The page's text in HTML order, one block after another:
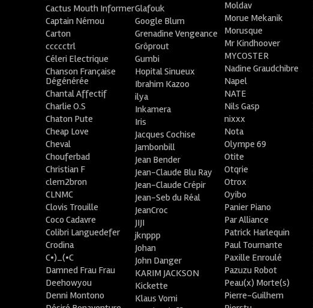
Cactus Mouth Informer
Captain Némou
Carton
ccccctrl
Céleri Electrique
Chanson Française
Dégénérée
Chantal Affectif
Charlie O.S
Chaton Pute
Cheap Love
Cheval
Chouferbad
Christian F
clem2bron
CLNMC
Clovis Trouille
Coco Cadavre
Colibri Languedefer
Crodina
C•)_(•C
Damned Frau Frau
Deehowyou
Denni Montono
Glafouk
Google Blum
Grenadine Vengeance
Grôprout
Gumbi
Hopital Sinueux
Ibrahim Kazoo
ilya
Inkamera
Iris
Jacques Cochise
Jambonbill
Jean Bender
Jean-Claude Blu Ray
Jean-Claude Crépir
Jean-Seb du Réal
JeanCroc
JIJI
jknppp
Johan
John Danger
KARIM JACKSON
Kickette
Klaus Vomi
Moldav
Morue Mekanik
Morusque
Mr Kindhoover
MYCOSTER
Nadine Graudchibre
Napel
NATE
Nils Gasp
nixxx
Nota
Olympe 69
Otite
Otqrie
Otrox
Oyibo
Panier Piano
Par Alliance
Patrick Harlequin
Paul Tournante
Paxille Enroulé
Pazuzu Robot
Peau(x) Morte(s)
Pierre-Guilhem